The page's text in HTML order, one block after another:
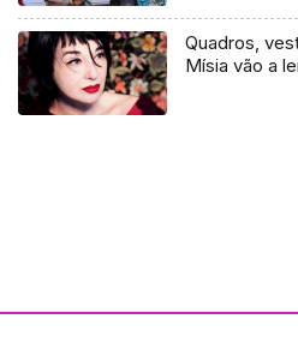
Quadros,
Mísia vão a